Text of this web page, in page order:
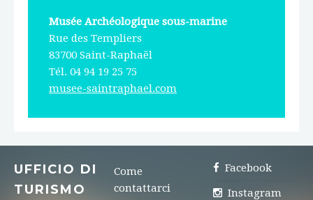
Musée Archéologique sous-marine
Rue des Templiers
83700 Saint-Raphaël
Tél. 04 94 19 25 75
musee-saintraphael.com
UFFICIO DI
TURISMO
Come
contattarci
Facebook
Instagram